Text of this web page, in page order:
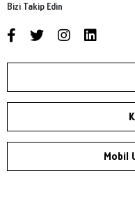
Bizi Takip Edin
Mobil